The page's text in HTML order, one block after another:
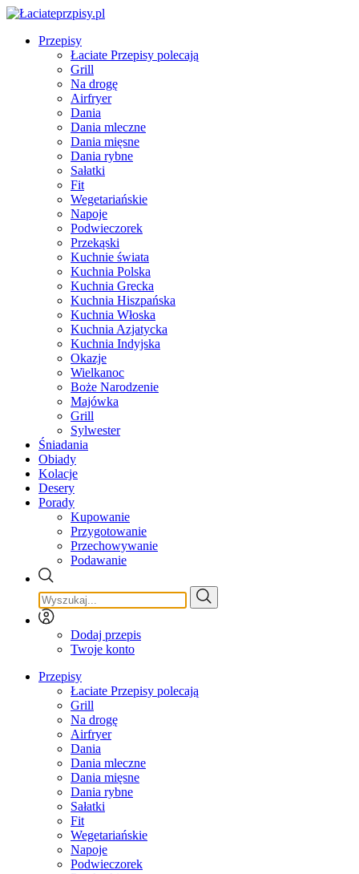
Przepisy
Łaciate Przepisy polecają
Grill
Na drogę
Airfryer
Dania
Dania mleczne
Dania mięsne
Dania rybne
Sałatki
Fit
Wegetariańskie
Napoje
Podwieczorek
Przekąski
Kuchnie świata
Kuchnia Polska
Kuchnia Grecka
Kuchnia Hiszpańska
Kuchnia Włoska
Kuchnia Azjatycka
Kuchnia Indyjska
Okazje
Wielkanoc
Boże Narodzenie
Majówka
Grill
Sylwester
Śniadania
Obiady
Kolacje
Desery
Porady
Kupowanie
Przygotowanie
Przechowywanie
Podawanie
Dodaj przepis
Twoje konto
Przepisy
Łaciate Przepisy polecają
Grill
Na drogę
Airfryer
Dania
Dania mleczne
Dania mięsne
Dania rybne
Sałatki
Fit
Wegetariańskie
Napoje
Podwieczorek